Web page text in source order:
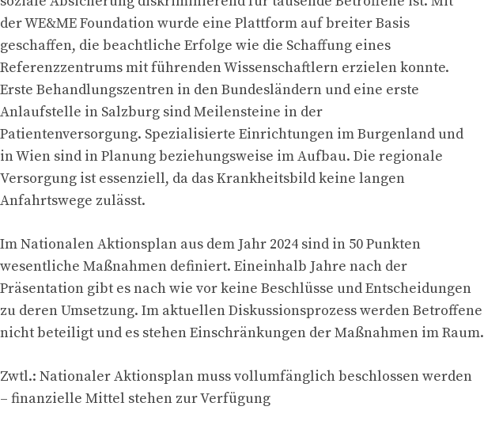
der WE&ME Foundation wurde eine Plattform auf breiter Basis
geschaffen, die beachtliche Erfolge wie die Schaffung eines
Referenzzentrums mit führenden Wissenschaftlern erzielen konnte.
Erste Behandlungszentren in den Bundesländern und eine erste
Anlaufstelle in Salzburg sind Meilensteine in der
Patientenversorgung. Spezialisierte Einrichtungen im Burgenland und
in Wien sind in Planung beziehungsweise im Aufbau. Die regionale
Versorgung ist essenziell, da das Krankheitsbild keine langen
Anfahrtswege zulässt.
Im Nationalen Aktionsplan aus dem Jahr 2024 sind in 50 Punkten
wesentliche Maßnahmen definiert. Eineinhalb Jahre nach der
Präsentation gibt es nach wie vor keine Beschlüsse und Entscheidungen
zu deren Umsetzung. Im aktuellen Diskussionsprozess werden Betroffene
nicht beteiligt und es stehen Einschränkungen der Maßnahmen im Raum.
Zwtl.: Nationaler Aktionsplan muss vollumfänglich beschlossen werden
– finanzielle Mittel stehen zur Verfügung